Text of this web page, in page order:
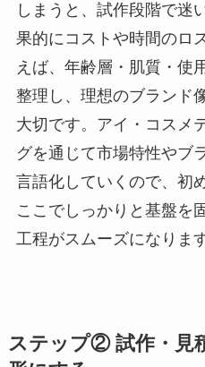
しまうと、試作段階で迷
果的にコストや時間のロ
えば、年齢層・肌質・使
整理し、理想のブランド
大切です。アイ・コスメ
グを通じて市場特性やブ
言語化していくので、初
ここでしっかりと基盤を
工程がスムーズになります
ステップ② 試作・見